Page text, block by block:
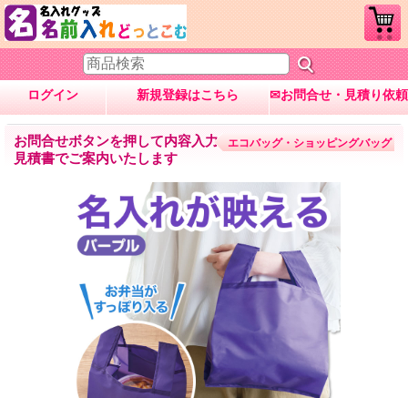
ログイン 新規登録はこちら ✉お問合せ・見積り依頼
お問合せボタンを押して内容入力→数量・内容に応じて
見積書でご案内いたします
エコバッグ・ショッピングバッグ